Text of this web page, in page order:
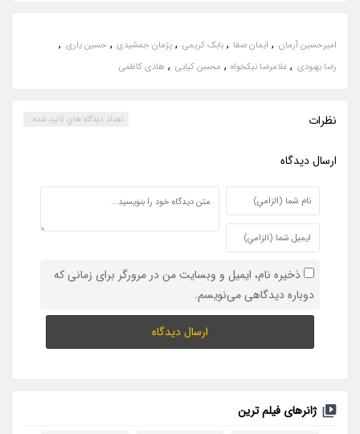
امیرحسین آرمان , ایمان صفا ,بابک کریمی , پژمان جمشیدی ,حسین یاری ,
رضا بهبودی , غلامرضا نیکخواه , محسن کیایی , هادی کاظمی
نظرات تعداد ديدگاه هاي تاييد شده :
ارسال ديدگاه
ذخیره نام، ایمیل و وبسایت من در مرورگر برای زمانی که
دوباره دیدگاهی می‌نویسم.
ژانرهای فیلم ترین